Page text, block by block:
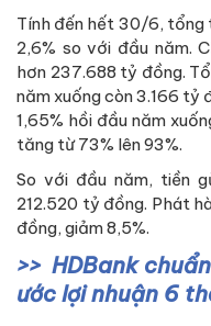
Tính đến hết 30/6,
2,6% so với đầu năm.
hơn 237.688 tỷ đồng.
năm xuống còn 3.166 tỷ
1,65% hồi đầu năm
tăng từ 73% lên 93%.
So với đầu năm, tiền
212.520 tỷ đồng. Phát
đồng, giảm 8,5%.
HDBank
ước lợi nhuận 6